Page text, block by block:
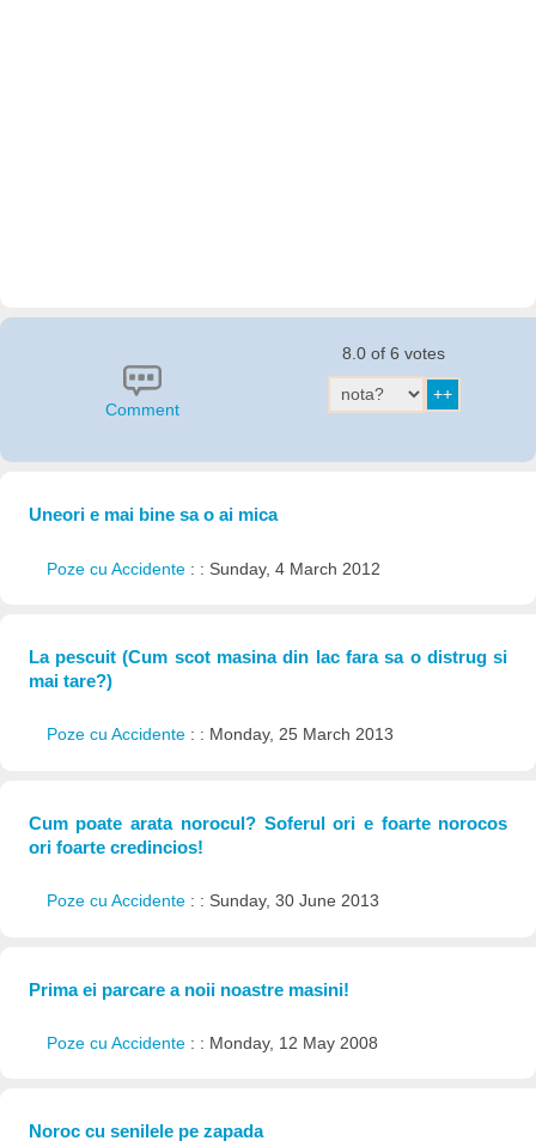
Comment
8.0 of 6 votes
Uneori e mai bine sa o ai mica
Poze cu Accidente : : Sunday, 4 March 2012
La pescuit (Cum scot masina din lac fara sa o distrug si
mai tare?)
Poze cu Accidente : : Monday, 25 March 2013
Cum poate arata norocul? Soferul ori e foarte norocos
ori foarte credincios!
Poze cu Accidente : : Sunday, 30 June 2013
Prima ei parcare a noii noastre masini!
Poze cu Accidente : : Monday, 12 May 2008
Noroc cu senilele pe zapada